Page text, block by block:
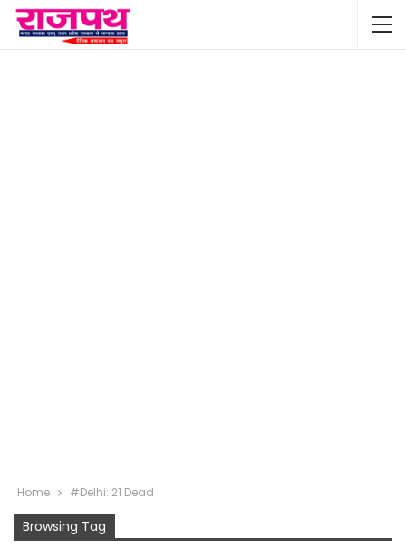
Home #Delhi: 21 Dead
Browsing Tag